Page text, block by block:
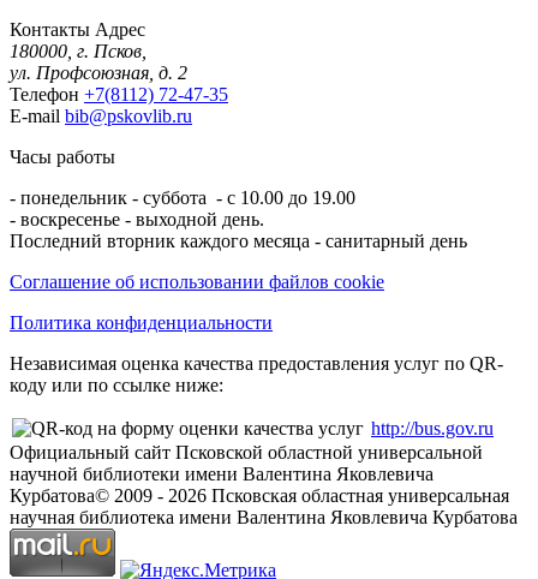
Контакты Адрес
180000, г. Псков,
ул. Профсоюзная, д. 2
Телефон +7(8112) 72-47-35
E-mail bib@pskovlib.ru
Часы работы
- понедельник - суббота - с 10.00 до 19.00
- воскресенье - выходной день.
Последний вторник каждого месяца - санитарный день
Соглашение об использовании файлов cookie
Политика конфиденциальности
Независимая оценка качества предоставления услуг по QR-
коду или по ссылке ниже:
http://bus.gov.ru
Официальный сайт Псковской областной универсальной
научной библиотеки имени Валентина Яковлевича
Курбатова© 2009 - 2026 Псковская областная универсальная
научная библиотека имени Валентина Яковлевича Курбатова